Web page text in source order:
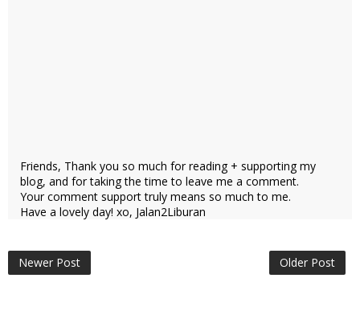
Friends, Thank you so much for reading + supporting my
blog, and for taking the time to leave me a comment.
Your comment support truly means so much to me.
Have a lovely day! xo, Jalan2Liburan
Newer Post Older Post